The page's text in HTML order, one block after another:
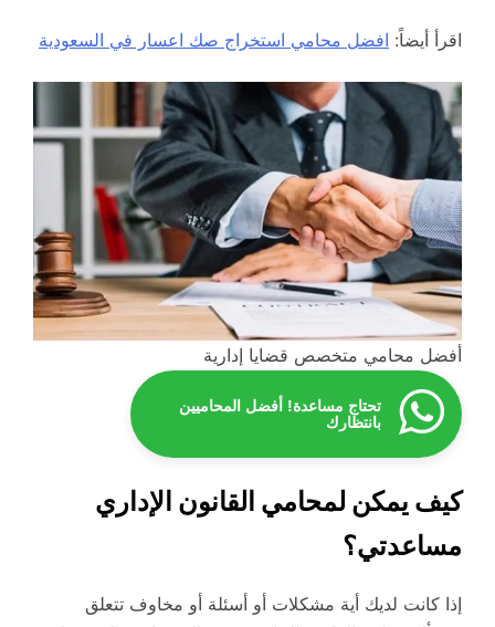
اقرأ أيضاً: افضل محامي استخراج صك اعسار في السعودية
أفضل محامي متخصص قضايا إدارية
تحتاج مساعدة! أفضل المحاميين
بانتظارك
كيف يمكن لمحامي القانون الإداري
مساعدتي؟
إذا كانت لديك أية مشكلات أو أسئلة أو مخاوف تتعلق